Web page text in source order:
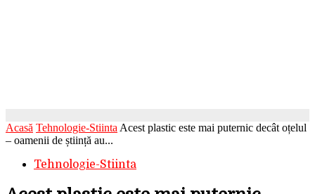
Acasă Tehnologie-Stiinta Acest plastic este mai puternic decât oțelul
– oamenii de știință au...
Tehnologie-Stiinta